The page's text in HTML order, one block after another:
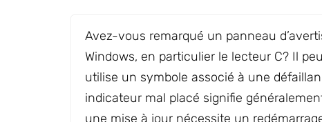
Avez-vous remarqué un panneau
Windows, en particulier le lecteur C? Il
utilise un symbole associé à une
indicateur mal placé signifie
une mise à jour nécessite un